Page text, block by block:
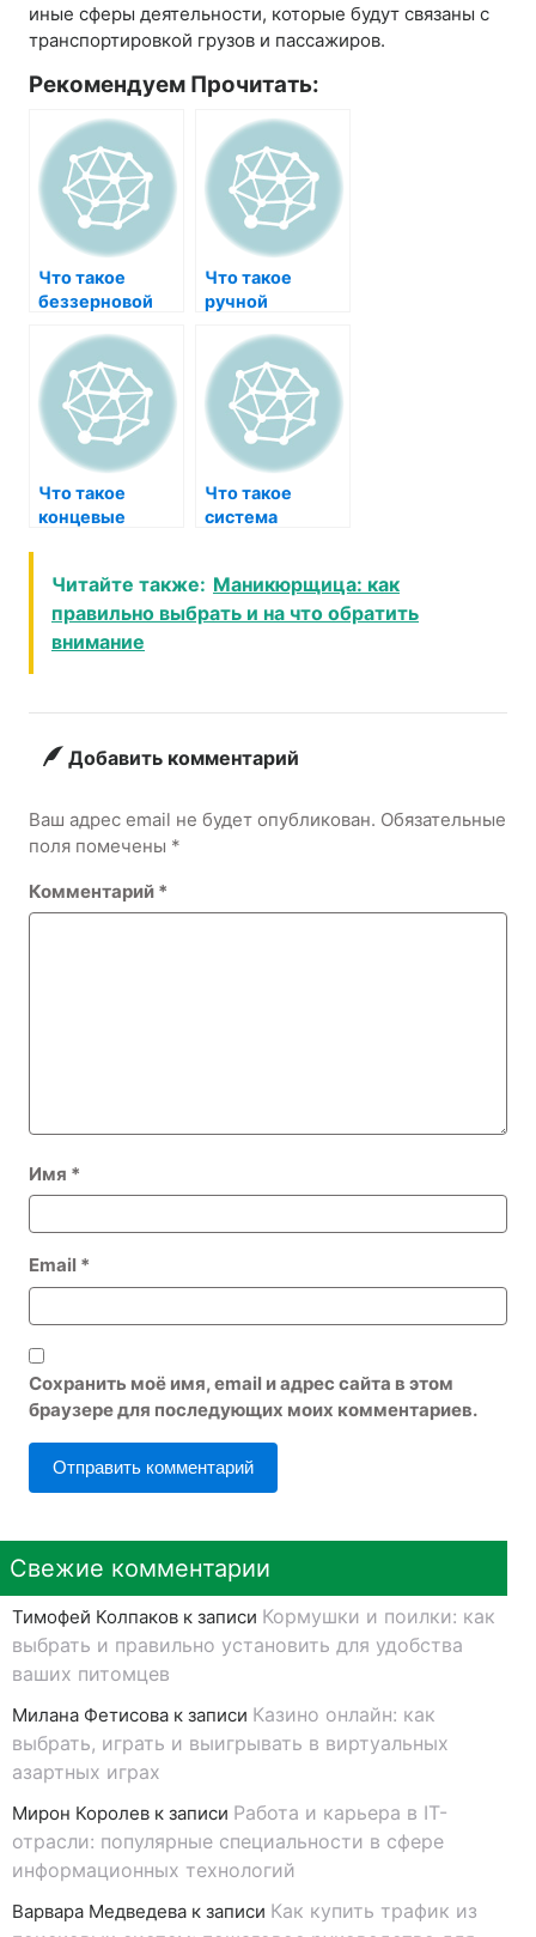
иные сферы деятельности, которые будут связаны с
транспортировкой грузов и пассажиров.
Рекомендуем Прочитать:
Что такое
беззерновой
Что такое
ручной
Что такое
концевые
трасс?
Что такое
система
Читайте также: Маникюрщица: как
правильно выбрать и на что обратить
внимание
Добавить комментарий
Ваш адрес email не будет опубликован. Обязательные
поля помечены *
Комментарий *
Имя *
Email *
Сохранить моё имя, email и адрес сайта в этом
браузере для последующих моих комментариев.
Свежие комментарии
Тимофей Колпаков к записи Кормушки и поилки: как
выбрать и правильно установить для удобства
ваших питомцев
Милана Фетисова к записи Казино онлайн: как
выбрать, играть и выигрывать в виртуальных
азартных играх
Мирон Королев к записи Работа и карьера в IT-
отрасли: популярные специальности в сфере
информационных технологий
Варвара Медведева к записи Как купить трафик из